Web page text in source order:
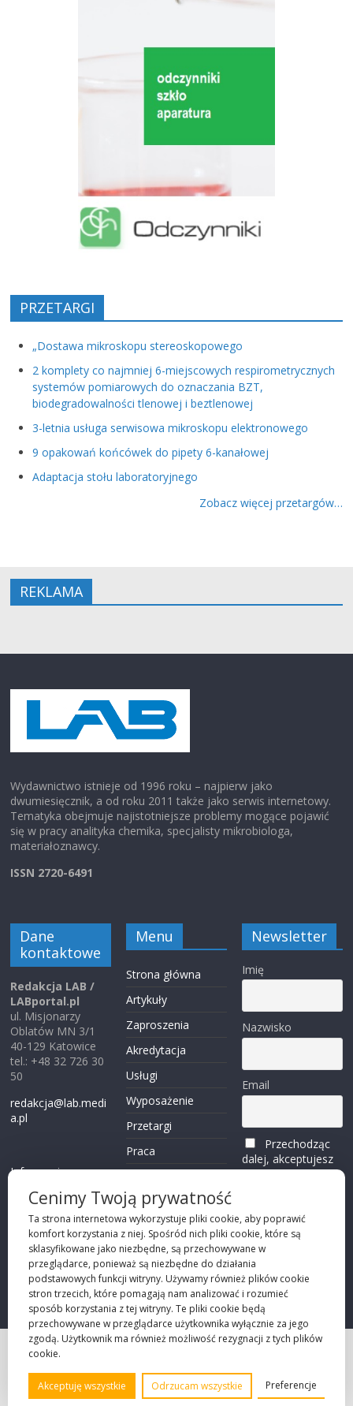
PRZETARGI
„Dostawa mikroskopu stereoskopowego
2 komplety co najmniej 6-miejscowych respirometrycznych
systemów pomiarowych do oznaczania BZT,
biodegradowalności tlenowej i beztlenowej
3-letnia usługa serwisowa mikroskopu elektronowego
9 opakowań końcówek do pipety 6-kanałowej
Adaptacja stołu laboratoryjnego
Zobacz więcej przetargów…
REKLAMA
Wydawnictwo istnieje od 1996 roku – najpierw jako
dwumiesięcznik, a od roku 2011 także jako serwis internetowy.
Tematyka obejmuje najistotniejsze problemy mogące pojawić
się w pracy analityka chemika, specjalisty mikrobiologa,
materiałoznawcy.
ISSN 2720-6491
Dane
kontaktowe
Redakcja LAB /
LABportal.pl
ul. Misjonarzy
Oblatów MN 3/1
40-129 Katowice
tel.: +48 32 726 30
50
redakcja@lab.medi
a.pl
Informacje o
Przechodząc dalej,
akceptujeszpolity
kę prywatności
Menu
Strona główna
Artykuły
Zaproszenia
Akredytacja
Usługi
Wyposażenie
Przetargi
Praca
Kontakt
Newsletter
Imię
Nazwisko
Email
Przechodząc
dalej, akceptujesz
politykę
©2026 Robie Sp. z o.o.
Cenimy Twoją prywatność
Ta strona internetowa wykorzystuje pliki cookie, aby poprawić
komfort korzystania z niej. Spośród nich pliki cookie, które są
sklasyfikowane jako niezbędne, są przechowywane w
przeglądarce, ponieważ są niezbędne do działania
podstawowych funkcji witryny. Używamy również plików cookie
stron trzecich, które pomagają nam analizować i rozumieć
sposób korzystania z tej witryny. Te pliki cookie będą
przechowywane w przeglądarce użytkownika wyłącznie za jego
zgodą. Użytkownik ma również możliwość rezygnacji z tych plików
cookie.
Akceptuję wszystkie Odrzucam wszystkie Preferencje